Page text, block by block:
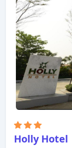
asap rokok.
pilihan fasilitas
dan staf
memenuhi
Holly Hotel